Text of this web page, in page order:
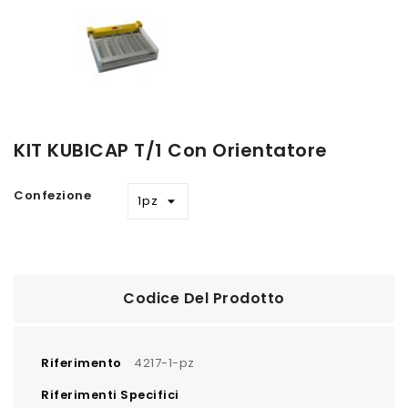
KIT KUBICAP T/1 Con Orientatore
Confezione
Codice Del Prodotto
Riferimento 4217-1-pz
Riferimenti Specifici